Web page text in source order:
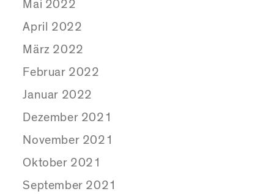
Mai 2022
April 2022
März 2022
Februar 2022
Januar 2022
Dezember 2021
November 2021
Oktober 2021
September 2021